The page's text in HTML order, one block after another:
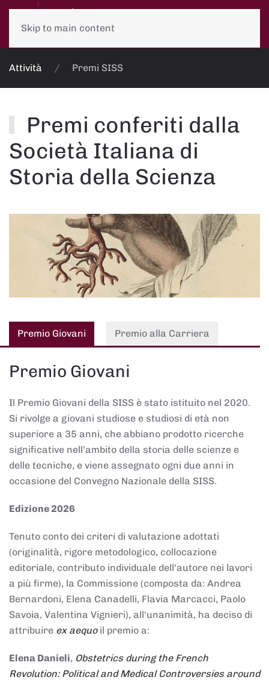
Skip to main content
Attività Premi SISS
Premi conferiti dalla
Società Italiana di
Storia della Scienza
Premio Giovani Premio alla Carriera
Premio Giovani
Il Premio Giovani della SISS è stato istituito nel 2020.
Si rivolge a giovani studiose e studiosi di età non
superiore a 35 anni, che abbiano prodotto ricerche
significative nell’ambito della storia delle scienze e
delle tecniche, e viene assegnato ogni due anni in
occasione del Convegno Nazionale della SISS.
Edizione 2026
Tenuto conto dei criteri di valutazione adottati
(originalità, rigore metodologico, collocazione
editoriale, contributo individuale dell'autore nei lavori
a più firme), la Commissione (composta da: Andrea
Bernardoni, Elena Canadelli, Flavia Marcacci, Paolo
Savoia, Valentina Vignieri), all'unanimità, ha deciso di
attribuire ex aequoil premio a:
Elena Danieli, Obstetrics during the French
Revolution: Political and Medical Controversies around